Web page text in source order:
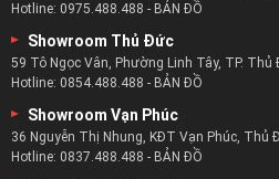
Bàn ghế thư giãn chỉnh điện
Cuộc sống giờ đây mọi người
với mục tiêu thăng tiến, cuộc
Đó chính là nguyên nhân kéo
Hotline: 0975.488.488 - BẢN ĐỒ
Showroom Thủ Đức
59 Tô Ngọc Vân, Phường Linh Tây, TP. Thủ
Hotline: 0854.488.488 - BẢN ĐỒ
Showroom Vạn Phúc
36 Nguyễn Thị Nhung, KĐT Vạn Phúc, Thủ
Hotline: 0837.488.488 - BẢN ĐỒ